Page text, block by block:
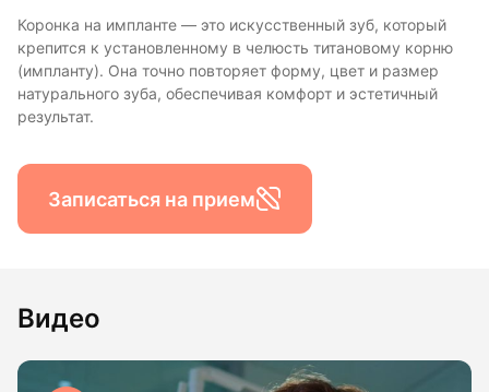
Коронка на импланте — это искусственный зуб, который
крепится к установленному в челюсть титановому корню
(импланту). Она точно повторяет форму, цвет и размер
натурального зуба, обеспечивая комфорт и эстетичный
результат.
Записаться на прием
Видео